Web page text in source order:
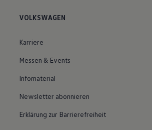
VOLKSWAGEN
Karriere
Messen & Events
Infomaterial
Newsletter abonnieren
Erklärung zur Barrierefreiheit